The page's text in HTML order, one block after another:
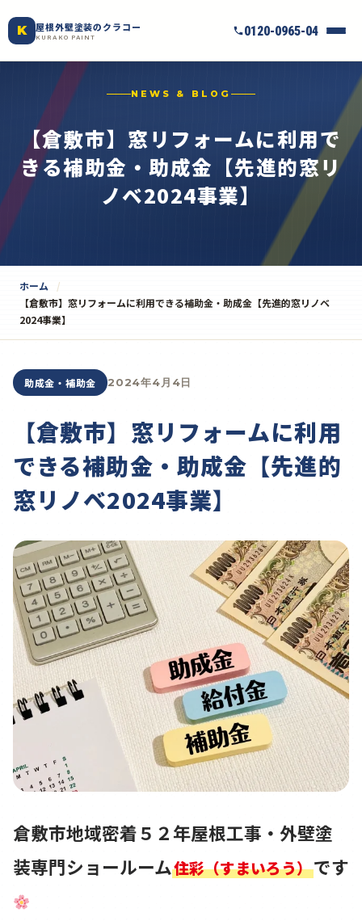
K 屋根外壁塗装のクラコー
KURAKO PAINT 0120-0965-04
NEWS & BLOG
【倉敷市】窓リフォームに利用で
きる補助金・助成金【先進的窓リ
ノベ2024事業】
ホーム
【倉敷市】窓リフォームに利用できる補助金・助成金【先進的窓リノベ
2024事業】
助成金・補助金 2024年4月4日
【倉敷市】窓リフォームに利用
できる補助金・助成金【先進的
窓リノベ2024事業】
倉敷市地域密着５２年屋根工事・外壁塗
装専門ショールーム住彩（すまいろう）です